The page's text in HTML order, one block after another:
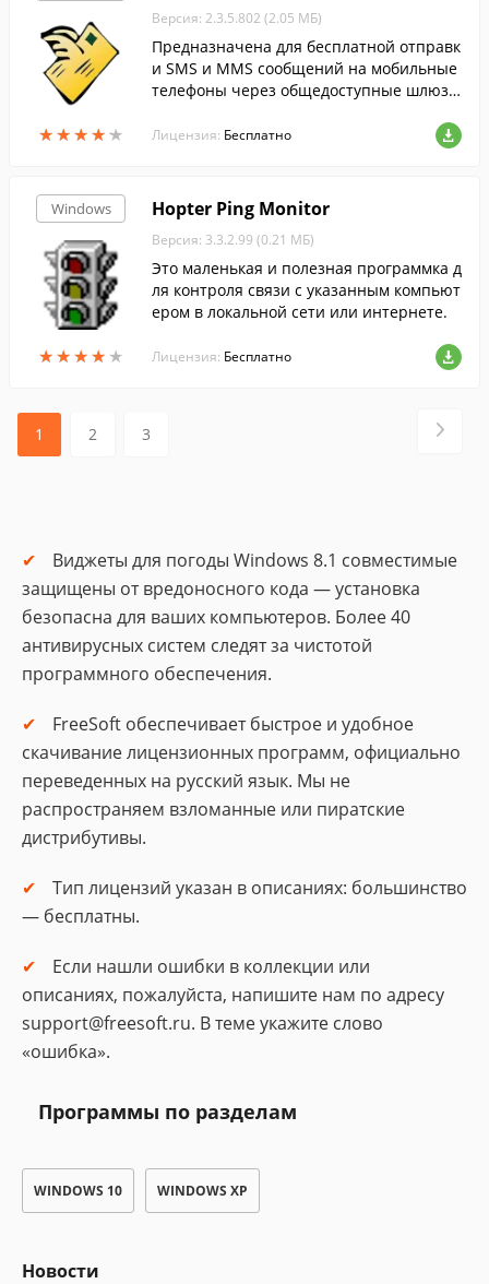
★★★★★
★★★★★
Версия: 2.3.5.802 (2.05 МБ)
Предназначена для бесплатной отправк
и SMS и MMS сообщений на мобильные
телефоны через общедоступные шлюзы
Реализованы шаблоны сообщений, адре
Лицензия: Бесплатно
Windows
★★★★ ★
★★★★ ★
Hopter Ping Monitor
Версия: 3.3.2.99 (0.21 МБ)
Это маленькая и полезная программка д
ля контроля связи с указанным компьют
ером в локальной сети или интернете.
Лицензия: Бесплатно
1 2 3
Виджеты для погоды Windows 8.1 совместимые
защищены от вредоносного кода — установка
безопасна для ваших компьютеров. Более 40
антивирусных систем следят за чистотой
программного обеспечения.
FreeSoft обеспечивает быстрое и удобное
скачивание лицензионных программ, официально
переведенных на русский язык. Мы не
распространяем взломанные или пиратские
дистрибутивы.
Тип лицензий указан в описаниях: большинство
— бесплатны.
Если нашли ошибки в коллекции или
описаниях, пожалуйста, напишите нам по адресу
support@freesoft.ru. В теме укажите слово
«ошибка».
Программы по разделам
WINDOWS 10 WINDOWS XP
Новости